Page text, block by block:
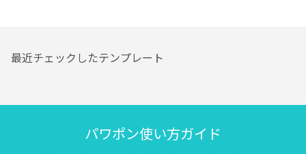
最近チェックしたテンプレート
パワポン使い方ガイド